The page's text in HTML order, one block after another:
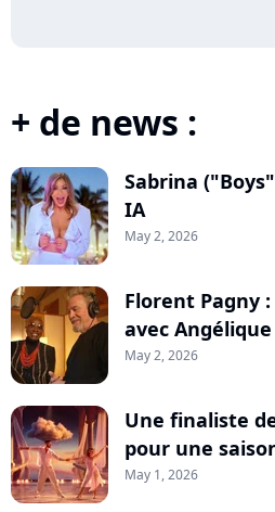
+ de news :
Sabrina
IA
May 2, 2026
Florent Pagny
avec
May 2, 2026
Une finaliste
pour une
May 1, 2026